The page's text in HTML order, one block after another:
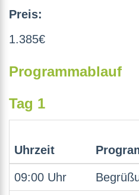
Preis:
1.385€
Programmablauf
Tag 1
Uhrzeit
09:00 Uhr